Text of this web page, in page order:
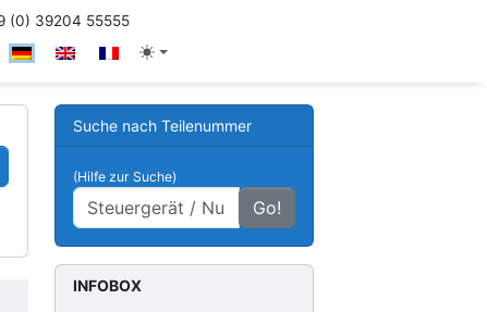
(0) 39204 55555
Suche nach Teilenummer
(Hilfe zur Suche)
Go!
INFOBOX